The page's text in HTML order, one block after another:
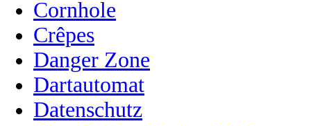
Cornhole
Crêpes
Danger Zone
Dartautomat
Datenschutz